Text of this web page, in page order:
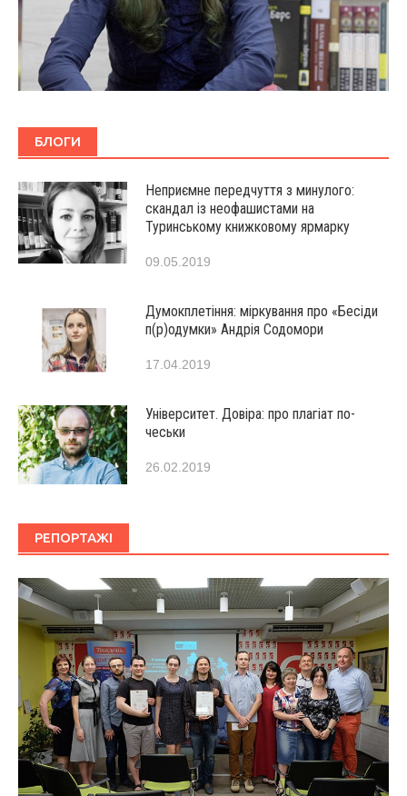
БЛОГИ
Неприємне передчуття з минулого:
скандал із неофашистами на
Туринському книжковому ярмарку
09.05.2019
Думокплетіння: міркування про «Бесіди
п(р)одумки» Андрія Содомори
17.04.2019
Університет. Довіра: про плагіат по-
чеськи
26.02.2019
РЕПОРТАЖІ